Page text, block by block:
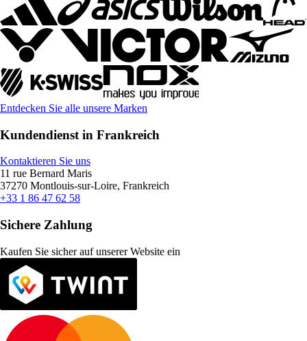
Entdecken Sie alle unsere Marken
Kundendienst in Frankreich
Kontaktieren Sie uns
11 rue Bernard Maris
37270 Montlouis-sur-Loire, Frankreich
+33 1 86 47 62 58
Sichere Zahlung
Kaufen Sie sicher auf unserer Website ein